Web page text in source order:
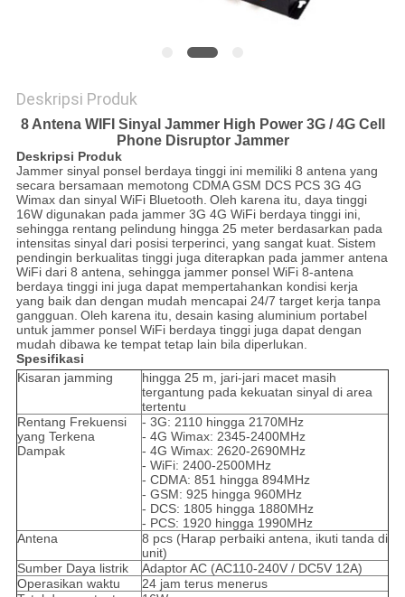
Deskripsi Produk
8 Antena WIFI Sinyal Jammer High Power 3G / 4G Cell
Phone Disruptor Jammer
Deskripsi Produk
Jammer sinyal ponsel berdaya tinggi ini memiliki 8 antena yang
secara bersamaan memotong CDMA GSM DCS PCS 3G 4G
Wimax dan sinyal WiFi Bluetooth. Oleh karena itu, daya tinggi
16W digunakan pada jammer 3G 4G WiFi berdaya tinggi ini,
sehingga rentang pelindung hingga 25 meter berdasarkan pada
intensitas sinyal dari posisi terperinci, yang sangat kuat. Sistem
pendingin berkualitas tinggi juga diterapkan pada jammer antena
WiFi dari 8 antena, sehingga jammer ponsel WiFi 8-antena
berdaya tinggi ini juga dapat mempertahankan kondisi kerja
yang baik dan dengan mudah mencapai 24/7 target kerja tanpa
gangguan. Oleh karena itu, desain kasing aluminium portabel
untuk jammer ponsel WiFi berdaya tinggi juga dapat dengan
mudah dibawa ke tempat tetap lain bila diperlukan.
Spesifikasi
Kisaran jamming
hingga 25 m, jari-jari macet masih
tergantung pada kekuatan sinyal di area
tertentu
Rentang Frekuensi
yang Terkena
Dampak
- 3G: 2110 hingga 2170MHz
- 4G Wimax: 2345-2400MHz
- 4G Wimax: 2620-2690MHz
- WiFi: 2400-2500MHz
- CDMA: 851 hingga 894MHz
- GSM: 925 hingga 960MHz
- DCS: 1805 hingga 1880MHz
- PCS: 1920 hingga 1990MHz
Antena
8 pcs (Harap perbaiki antena, ikuti tanda di
unit)
Sumber Daya listrik
Adaptor AC (AC110-240V / DC5V 12A)
Operasikan waktu
24 jam terus menerus